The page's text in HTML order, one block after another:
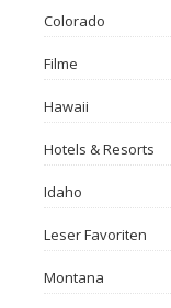
Colorado
Filme
Hawaii
Hotels & Resorts
Idaho
Leser Favoriten
Montana